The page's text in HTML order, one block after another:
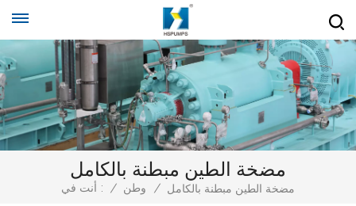
مضخة الطين مبطنة بالكامل
أنت في : / وطن / مضخة الطين مبطنة بالكامل